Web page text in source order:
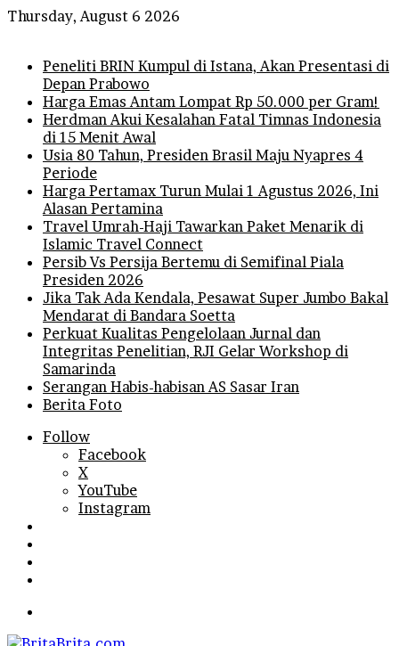
Thursday, August 6 2026
Peneliti BRIN Kumpul di Istana, Akan Presentasi di
Depan Prabowo
Harga Emas Antam Lompat Rp 50.000 per Gram!
Herdman Akui Kesalahan Fatal Timnas Indonesia
di 15 Menit Awal
Usia 80 Tahun, Presiden Brasil Maju Nyapres 4
Periode
Harga Pertamax Turun Mulai 1 Agustus 2026, Ini
Alasan Pertamina
Travel Umrah-Haji Tawarkan Paket Menarik di
Islamic Travel Connect
Persib Vs Persija Bertemu di Semifinal Piala
Presiden 2026
Jika Tak Ada Kendala, Pesawat Super Jumbo Bakal
Mendarat di Bandara Soetta
Perkuat Kualitas Pengelolaan Jurnal dan
Integritas Penelitian, RJI Gelar Workshop di
Samarinda
Serangan Habis-habisan AS Sasar Iran
Berita Foto
Follow
Facebook
X
YouTube
Instagram